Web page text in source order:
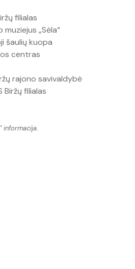
filialas
„Sėla“
kuopa
rajono savivaldybė
filialas
informacija.